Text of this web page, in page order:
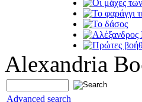
Alexandria
Advanced search